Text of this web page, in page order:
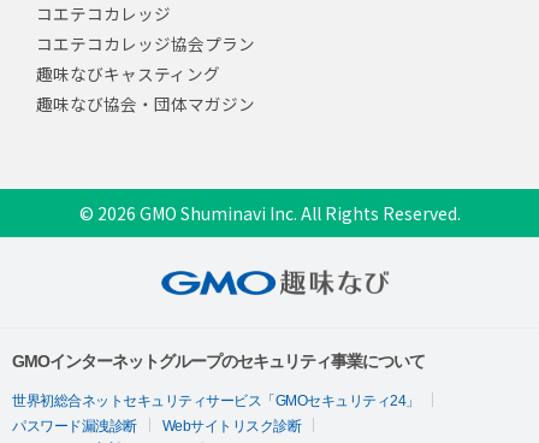
コエテコカレッジ
コエテコカレッジ協会プラン
趣味なびキャスティング
趣味なび協会・団体マガジン
© 2026 GMO Shuminavi Inc. All Rights Reserved.